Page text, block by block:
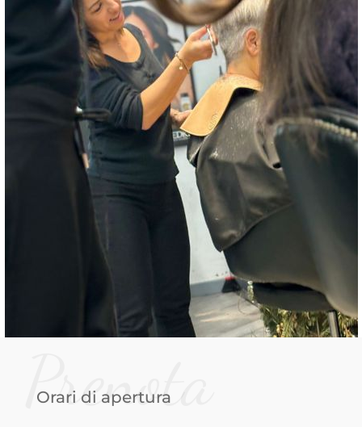
Prenota
Orari di apertura